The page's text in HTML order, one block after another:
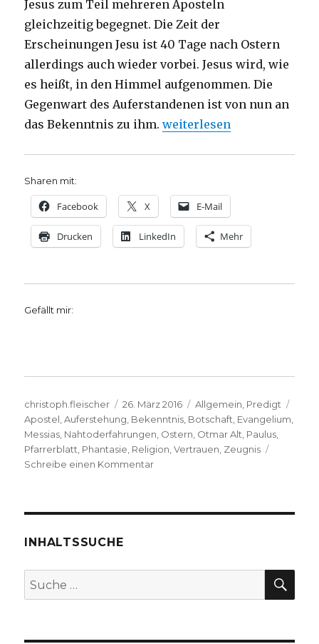
Jesus zum Teil mehreren Aposteln
gleichzeitig begegnet. Die Zeit der
Erscheinungen Jesu ist 40 Tage nach Ostern
allerdings auch wieder vorbei. Jesus wird, wie
es heißt, in den Himmel aufgenommen. Die
Gegenwart des Auferstandenen ist von nun an
das Bekenntnis zu ihm.„Osterpredigt über 1.
weiterlesen
Sharen mit:
Facebook X E-Mail
Drucken LinkedIn Mehr
Gefällt mir:
Autor
christoph.fleischer
Veröffentlicht
am
26. März 2016 Kategorien
Allgemein, Predigt
Apostel,Auferstehung, Bekenntnis, Botschaft, Evangelium,
Messias, Nahtoderfahrungen, Ostern, Otmar Alt, Paulus,
Pfarrerblatt, Phantasie, Religion,Vertrauen, Zeugnis
Schreibe einen Kommentarzu
11,
Fleischer,
INHALTSSUCHE
Suche
nach: